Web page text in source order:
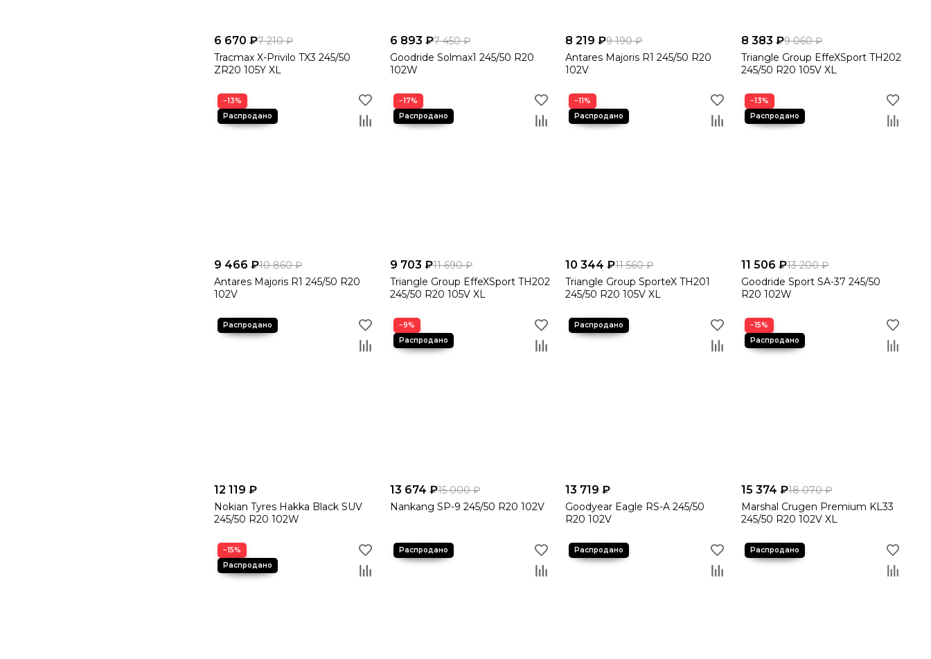
6 670 ₽7 210 ₽
Tracmax X-Privilo TX3 245/50
ZR20 105Y XL
6 893 ₽7 450 ₽
Goodride Solmax1 245/50 R20
102W
8 219 ₽9 190 ₽
Antares Majoris R1 245/50 R20
102V
8 383 ₽9 060 ₽
Triangle Group EffeXSport TH202
245/50 R20 105V XL
−13%
9 466 ₽10 860 ₽
Antares Majoris R1 245/50 R20
102V
−17%
9 703 ₽11 690 ₽
Triangle Group EffeXSport TH202
245/50 R20 105V XL
−11%
10 344 ₽11 560 ₽
Triangle Group SporteX TH201
245/50 R20 105V XL
−13%
11 506 ₽13 200 ₽
Goodride Sport SA-37 245/50
R20 102W
12 119 ₽
Nokian Tyres Hakka Black SUV
245/50 R20 102W
−9%
13 674 ₽15 000 ₽
Nankang SP-9 245/50 R20 102V
13 719 ₽
Goodyear Eagle RS-A 245/50
R20 102V
−15%
15 374 ₽18 070 ₽
Marshal Crugen Premium KL33
245/50 R20 102V XL
−15%